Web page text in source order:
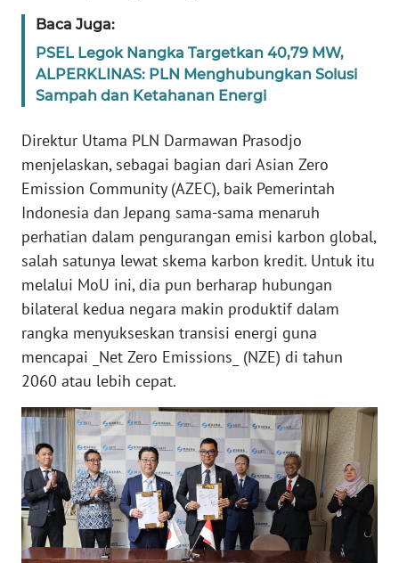
Baca Juga:
PSEL Legok Nangka Targetkan 40,79 MW,
ALPERKLINAS: PLN Menghubungkan Solusi
Sampah dan Ketahanan Energi
Direktur Utama PLN Darmawan Prasodjo
menjelaskan, sebagai bagian dari Asian Zero
Emission Community (AZEC), baik Pemerintah
Indonesia dan Jepang sama-sama menaruh
perhatian dalam pengurangan emisi karbon global,
salah satunya lewat skema karbon kredit. Untuk itu
melalui MoU ini, dia pun berharap hubungan
bilateral kedua negara makin produktif dalam
rangka menyukseskan transisi energi guna
mencapai _Net Zero Emissions_ (NZE) di tahun
2060 atau lebih cepat.
Wahana
Regional
WN
JAKARTA
WN
JABAR
WN
BANTEN
WN
WN
KEPRI
WN
PAPUA